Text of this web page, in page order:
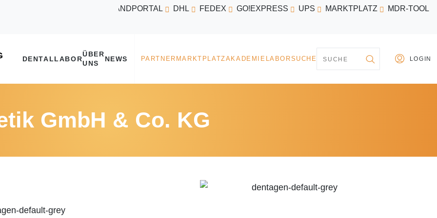
VERSANDPORTAL DHL FEDEX GO!EXPRESS UPS MARKTPLATZ MDR-TOOL
GmbH & Co. KG